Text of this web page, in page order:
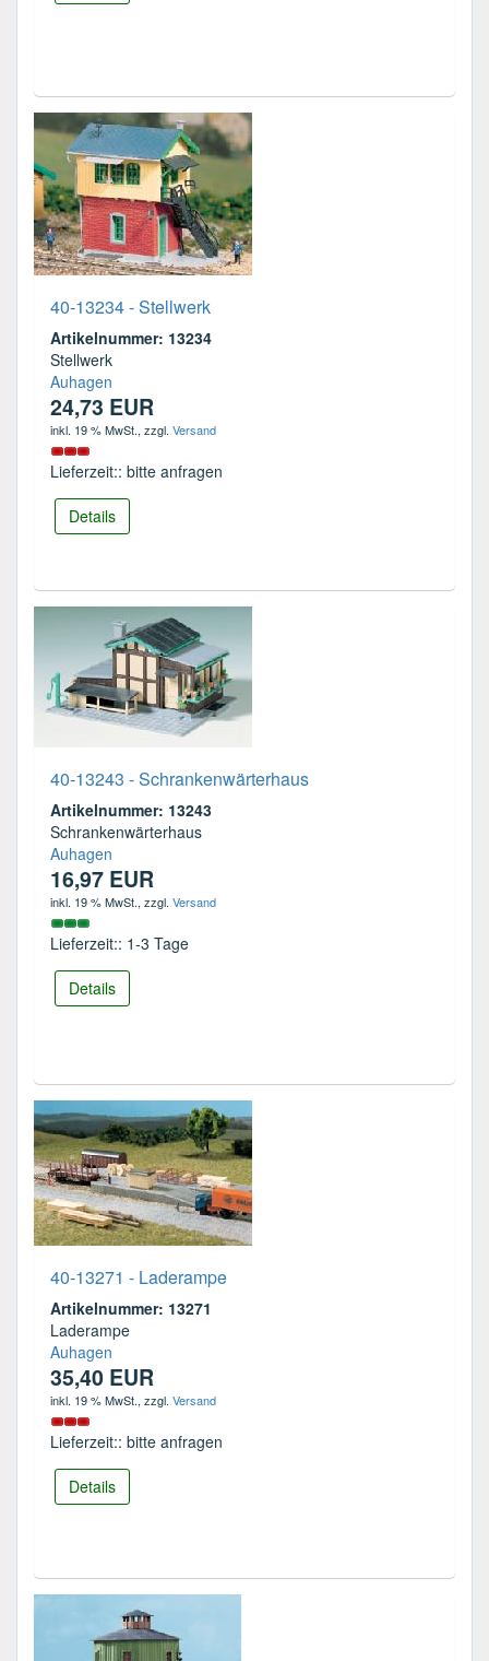
40-13234 - Stellwerk
Artikelnummer: 13234
Stellwerk
Auhagen
24,73 EUR
inkl. 19 % MwSt., zzgl. Versand
Lieferzeit:: bitte anfragen
Details
40-13243 - Schrankenwärterhaus
Artikelnummer: 13243
Schrankenwärterhaus
Auhagen
16,97 EUR
inkl. 19 % MwSt., zzgl. Versand
Lieferzeit:: 1-3 Tage
Details
40-13271 - Laderampe
Artikelnummer: 13271
Laderampe
Auhagen
35,40 EUR
inkl. 19 % MwSt., zzgl. Versand
Lieferzeit:: bitte anfragen
Details